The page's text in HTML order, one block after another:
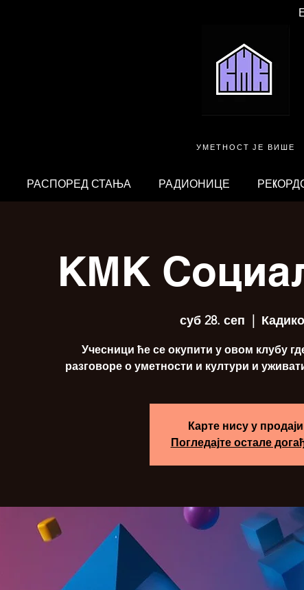
УМЕТНОСТ ЈЕ ВИШЕ
РАСПОРЕД СТАЊА РАДИОНИЦЕ
КМК
суб 28. сеп
Учесници ће се окупити у овом клубу
разговоре о уметности и култури и
Карте нису у продаји
Погледајте остале